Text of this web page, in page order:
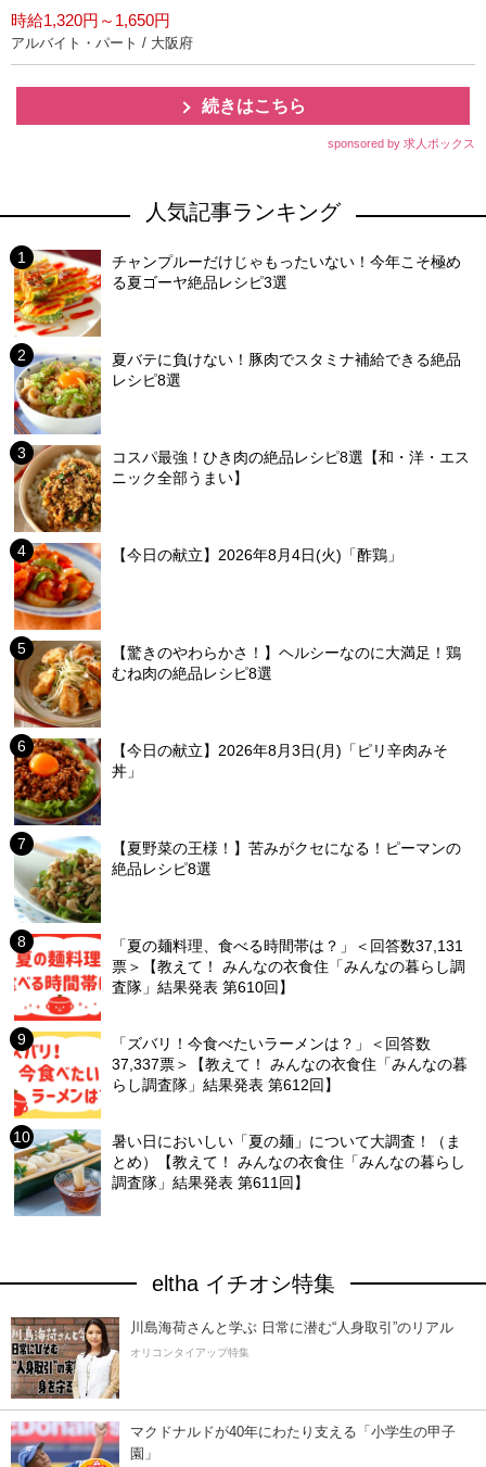
時給1,320円～1,650円
アルバイト・パート / 大阪府
続きはこちら
sponsored by 求人ボックス
人気記事ランキング
チャンプルーだけじゃもったいない！今年こそ極め
る夏ゴーヤ絶品レシピ3選
夏バテに負けない！豚肉でスタミナ補給できる絶品
レシピ8選
コスパ最強！ひき肉の絶品レシピ8選【和・洋・エス
ニック全部うまい】
【今日の献立】2026年8月4日(火)「酢鶏」
【驚きのやわらかさ！】ヘルシーなのに大満足！鶏
むね肉の絶品レシピ8選
【今日の献立】2026年8月3日(月)「ピリ辛肉みそ
丼」
【夏野菜の王様！】苦みがクセになる！ピーマンの
絶品レシピ8選
「夏の麺料理、食べる時間帯は？」＜回答数37,131
票＞【教えて！ みんなの衣食住「みんなの暮らし調
査隊」結果発表 第610回】
「ズバリ！今食べたいラーメンは？」＜回答数
37,337票＞【教えて！ みんなの衣食住「みんなの暮
らし調査隊」結果発表 第612回】
暑い日においしい「夏の麺」について大調査！（ま
とめ）【教えて！ みんなの衣食住「みんなの暮らし
調査隊」結果発表 第611回】
eltha イチオシ特集
川島海荷さんと学ぶ 日常に潜む“人身取引”のリアル
オリコンタイアップ特集
マクドナルドが40年にわたり支える「小学生の甲子
園」